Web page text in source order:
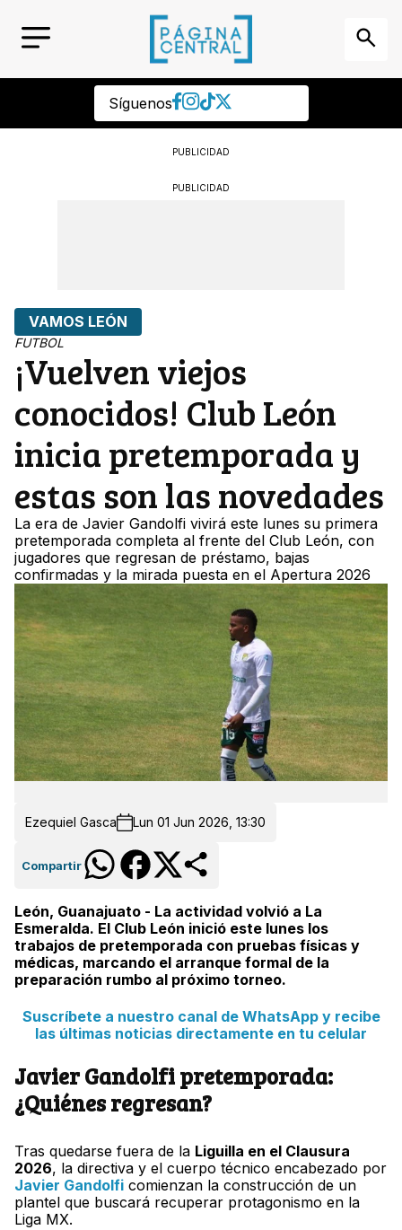
Síguenos
PUBLICIDAD
PUBLICIDAD
VAMOS LEÓN
FUTBOL
¡Vuelven viejos
conocidos! Club León
inicia pretemporada y
estas son las novedades
La era de Javier Gandolfi vivirá este lunes su primera
pretemporada completa al frente del Club León, con
jugadores que regresan de préstamo, bajas
confirmadas y la mirada puesta en el Apertura 2026
Ezequiel Gasca Lun 01 Jun 2026, 13:30
Compartir
León, Guanajuato - La actividad volvió a La
Esmeralda. El Club León inició este lunes los
trabajos de pretemporada con pruebas físicas y
médicas, marcando el arranque formal de la
preparación rumbo al próximo torneo.
Suscríbete a nuestro canal de WhatsApp y recibe
las últimas noticias directamente en tu celular
Javier Gandolfi pretemporada:
¿Quiénes regresan?
Tras quedarse fuera de la Liguilla en el Clausura
2026, la directiva y el cuerpo técnico encabezado por
Javier Gandolfi comienzan la construcción de un
plantel que buscará recuperar protagonismo en la
Liga MX.